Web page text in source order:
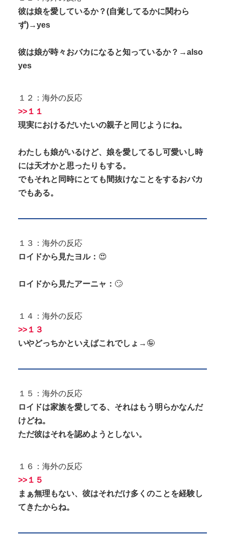
彼は娘を愛しているか？(自覚してるかに関わら
ず)→yes
彼は娘が時々おバカになると知っているか？→also
yes
１２：海外の反応
>>１１
現実におけるだいたいの親子と同じようにね。
わたしも娘がいるけど、娘を愛してるし可愛いし時
には天才かと思ったりもする。
でもそれと同時にとても間抜けなことをするおバカ
でもある。
１３：海外の反応
ロイドから見たヨル： 😍
ロイドから見たアーニャ： 🙄
１４：海外の反応
>>１３
いやどっちかといえばこれでしょ →🤪
１５：海外の反応
ロイドは家族を愛してる、それはもう明らかなんだ
けどね。
ただ彼はそれを認めようとしない。
１６：海外の反応
>>１５
まぁ無理もない、彼はそれだけ多くのことを経験し
てきたからね。